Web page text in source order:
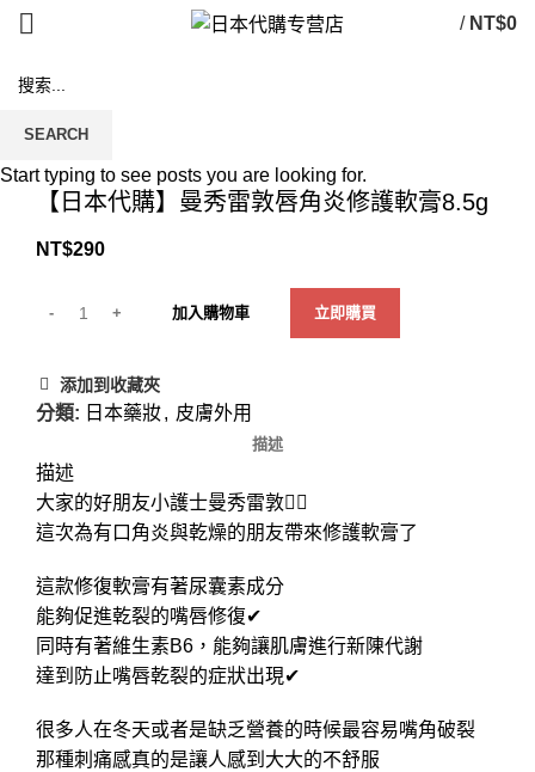
/ NT$0
Click to enlarge
【日本代購】曼秀雷敦唇角炎修護軟膏8.5g
NT$290
加入購物車 立即購買
添加到收藏夾
分類: 日本藥妝, 皮膚外用
描述
描述
大家的好朋友小護士曼秀雷敦👩‍⚕️
這次為有口角炎與乾燥的朋友帶來修護軟膏了
這款修復軟膏有著尿囊素成分
能夠促進乾裂的嘴唇修復✔
同時有著維生素B6，能夠讓肌膚進行新陳代謝
達到防止嘴唇乾裂的症狀出現✔
很多人在冬天或者是缺乏營養的時候最容易嘴角破裂
那種刺痛感真的是讓人感到大大的不舒服
SEARCH
Start typing to see posts you are looking for.